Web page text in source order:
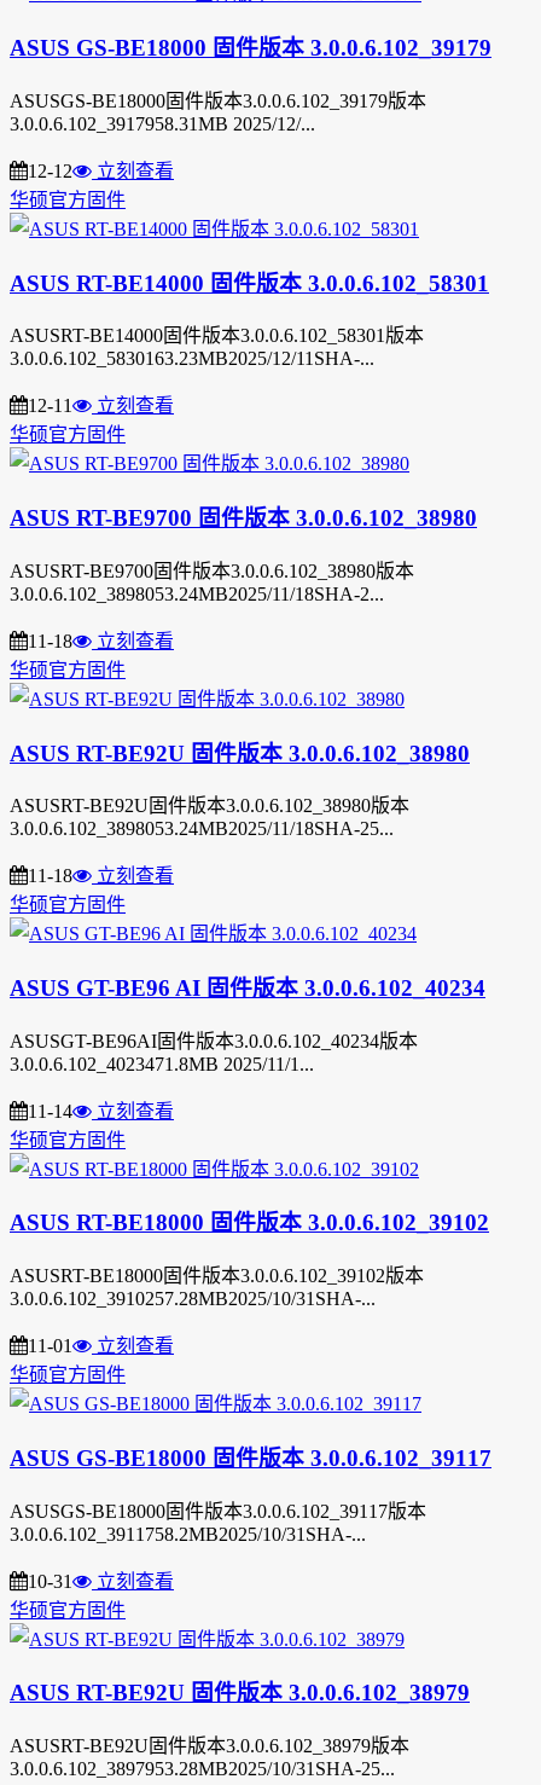
ASUS GS-BE18000 固件版本 3.0.0.6.102_39179
ASUSGS-BE18000固件版本3.0.0.6.102_39179版本
3.0.0.6.102_3917958.31MB 2025/12/...
12-12
立刻查看
华硕官方固件
ASUS RT-BE14000 固件版本 3.0.0.6.102_58301
ASUSRT-BE14000固件版本3.0.0.6.102_58301版本
3.0.0.6.102_5830163.23MB2025/12/11SHA-...
12-11
立刻查看
华硕官方固件
ASUS RT-BE9700 固件版本 3.0.0.6.102_38980
ASUSRT-BE9700固件版本3.0.0.6.102_38980版本
3.0.0.6.102_3898053.24MB2025/11/18SHA-2...
11-18
立刻查看
华硕官方固件
ASUS RT-BE92U 固件版本 3.0.0.6.102_38980
ASUSRT-BE92U固件版本3.0.0.6.102_38980版本
3.0.0.6.102_3898053.24MB2025/11/18SHA-25...
11-18
立刻查看
华硕官方固件
ASUS GT-BE96 AI 固件版本 3.0.0.6.102_40234
ASUSGT-BE96AI固件版本3.0.0.6.102_40234版本
3.0.0.6.102_4023471.8MB 2025/11/1...
11-14
立刻查看
华硕官方固件
ASUS RT-BE18000 固件版本 3.0.0.6.102_39102
ASUSRT-BE18000固件版本3.0.0.6.102_39102版本
3.0.0.6.102_3910257.28MB2025/10/31SHA-...
11-01
立刻查看
华硕官方固件
ASUS GS-BE18000 固件版本 3.0.0.6.102_39117
ASUSGS-BE18000固件版本3.0.0.6.102_39117版本
3.0.0.6.102_3911758.2MB2025/10/31SHA-...
10-31
立刻查看
华硕官方固件
ASUS RT-BE92U 固件版本 3.0.0.6.102_38979
ASUSRT-BE92U固件版本3.0.0.6.102_38979版本
3.0.0.6.102_3897953.28MB2025/10/31SHA-25...